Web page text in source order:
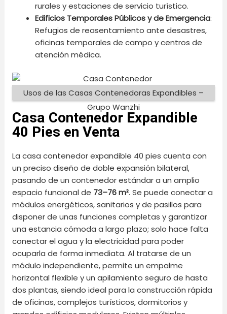
rurales y estaciones de servicio turístico.
Edificios Temporales Públicos y de Emergencia:
Refugios de reasentamiento ante desastres,
oficinas temporales de campo y centros de
atención médica.
Usos de las Casas Contenedoras Expandibles –
Grupo Wanzhi
Casa Contenedor Expandible
40 Pies en Venta
La casa contenedor expandible 40 pies cuenta con
un preciso diseño de doble expansión bilateral,
pasando de un contenedor estándar a un amplio
espacio funcional de 73–76 m². Se puede conectar a
módulos energéticos, sanitarios y de pasillos para
disponer de unas funciones completas y garantizar
una estancia cómoda a largo plazo; solo hace falta
conectar el agua y la electricidad para poder
ocuparla de forma inmediata. Al tratarse de un
módulo independiente, permite un empalme
horizontal flexible y un apilamiento seguro de hasta
dos plantas, siendo ideal para la construcción rápida
de oficinas, complejos turísticos, dormitorios y